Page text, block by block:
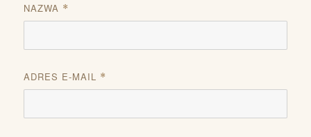
NAZWA *
ADRES E-MAIL *